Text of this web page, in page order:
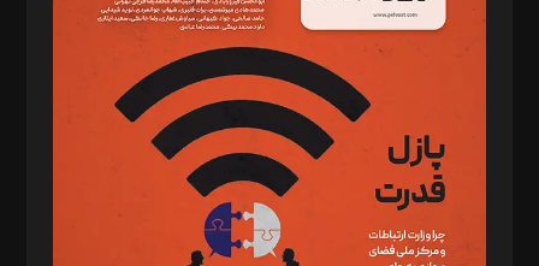
د‌بیر حقوق فناوری: حسام‌الدین ایپکچی
د‌بیر پیوست جهان: مینا پاکدل
د‌بیر تحریریه آنلاین: بابک نقاش
تحریریه‌: مجتبی محمود‌ی، آرش برهمند، یسنا امان‌پور، سروش کرمیان،
مصطفی مسجدی آرانی، ابوالفضل رجبی، زهرا فکرانه، فائزه فتحی
رستمی،مصطفی باستان
ویرایش: نگار استاد‌‌آقا
طراح یونیفرم: مجید توکلی